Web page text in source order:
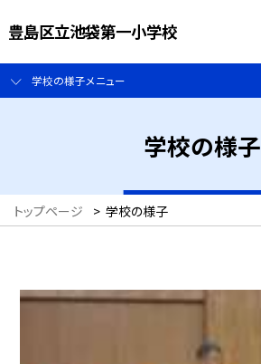
豊島区立池袋第一小学校
学校の様子メニュー
学校の様子
トップページ > 学校の様子